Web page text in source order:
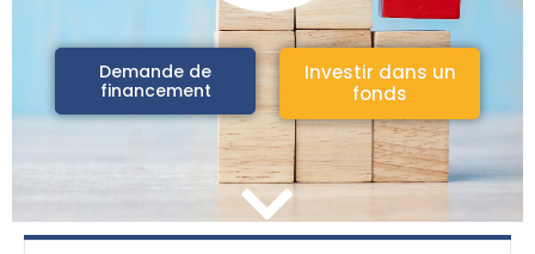
Demande de
financement
Investir dans un
fonds